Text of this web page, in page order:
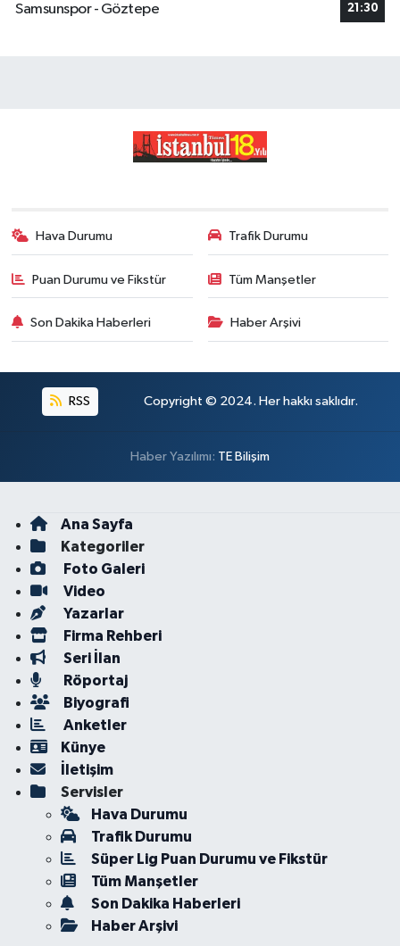
Samsunspor - Göztepe
21:30
Hava Durumu Trafik Durumu
Puan Durumu ve Fikstür Tüm Manşetler
Son Dakika Haberleri Haber Arşivi
RSS Copyright © 2024. Her hakkı saklıdır.
Haber Yazılımı: TE Bilişim
Ana Sayfa
Kategoriler
Foto Galeri
Video
Yazarlar
Firma Rehberi
Seri İlan
Röportaj
Biyografi
Anketler
Künye
İletişim
Servisler
Hava Durumu
Trafik Durumu
Süper Lig Puan Durumu ve Fikstür
Tüm Manşetler
Son Dakika Haberleri
Haber Arşivi